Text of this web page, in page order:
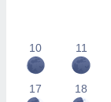
10 11
17 18